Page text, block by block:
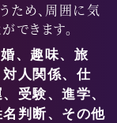
ため、周囲に気
できます。
、趣味、旅
人関係、仕
受験、進学、
判断、その他